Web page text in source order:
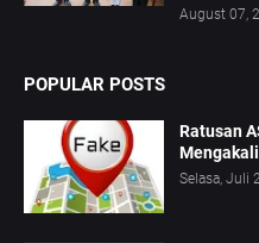
August 07,
POPULAR POSTS
Ratusan
Selasa, Juli